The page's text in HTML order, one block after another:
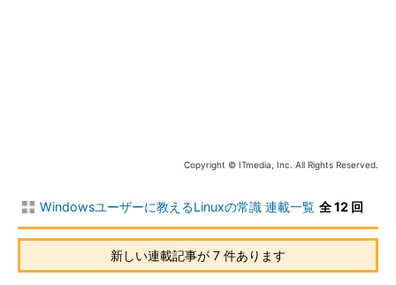
図2 UNIX／Linuxのパーテ
ィション管理方法。各パーテ
ィションは、物理的に異なる
ドライブであっても/ディレク
すると、2つのパーティションは見かけ
す。実際には、/ファイルシステムにい
くら空きがあっても、/homeファイルシ
ステムがいっぱいになるとそれ以
上/home以下にはファイルを追加できな
Copyright © ITmedia, Inc. All Rights Reserved.
Windowsユーザーに教えるLinuxの常識 連載一覧 全 12 回
新しい連載記事が 7 件あります